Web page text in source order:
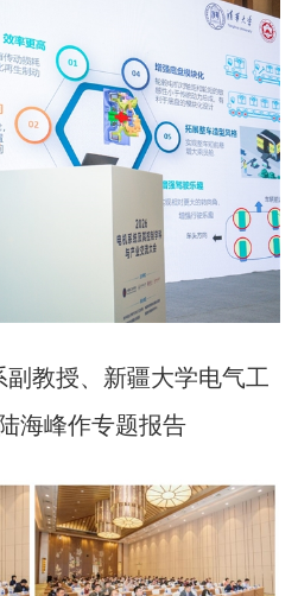
教授、新疆大学电气工
海峰作专题报告